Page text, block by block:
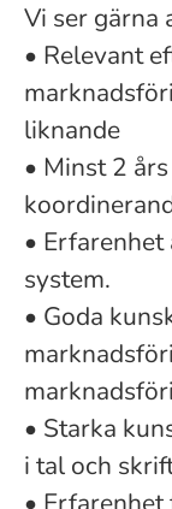
Vi ser gärna
• Relevant
liknande
• Minst 2
•
system.
• Goda
• Starka
i tal och